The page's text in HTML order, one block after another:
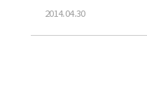
2014.04.30